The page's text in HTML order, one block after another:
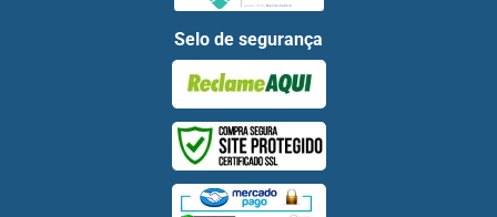
Selo de segurança